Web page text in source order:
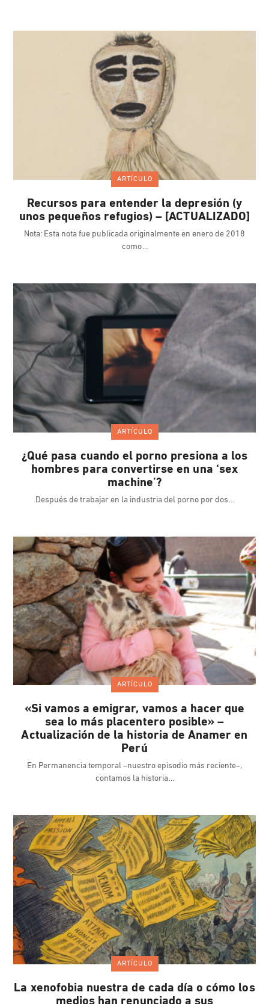
ARTÍCULO
Recursos para entender la depresión (y
unos pequeños refugios) – [ACTUALIZADO]
Nota: Esta nota fue publicada originalmente en enero de 2018
como
ARTÍCULO
¿Qué pasa cuando el porno presiona a los
hombres para convertirse en una ‘sex
machine’?
Después de trabajar en la industria del porno por dos
ARTÍCULO
«Si vamos a emigrar, vamos a hacer que
sea lo más placentero posible» –
Actualización de la historia de Anamer en
Perú
En Permanencia temporal –nuestro episodio más reciente–,
contamos la historia
ARTÍCULO
La xenofobia nuestra de cada día o cómo los